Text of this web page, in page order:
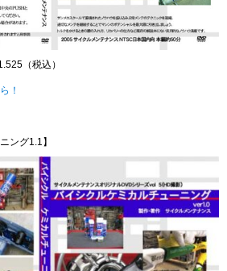
（税込）
！
ング1.1】